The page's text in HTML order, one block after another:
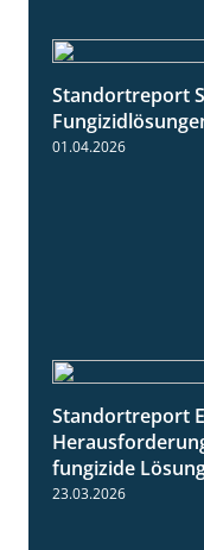
Standortreport
01.04.2026
Standortreport
fungizide
23.03.2026